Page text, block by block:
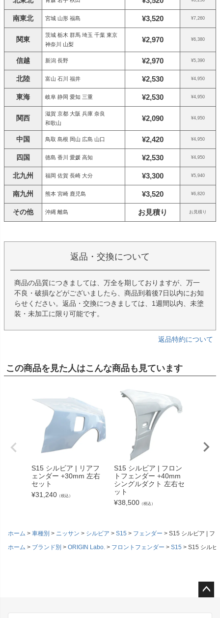
南東北 宮城 山形 福島 ¥3,520 ¥7,260
関東
茨城 栃木 群馬 埼玉 千葉 東京
神奈川 山梨
¥2,970 ¥6,380
信越 新潟 長野 ¥2,970 ¥5,390
北陸 富山 石川 福井 ¥2,530 ¥4,950
東海 岐阜 静岡 愛知 三重 ¥2,530 ¥4,950
関西
滋賀 京都 大阪 兵庫 奈良
和歌山
¥2,090 ¥4,950
中国 鳥取 島根 岡山 広島 山口 ¥2,420 ¥4,950
四国 徳島 香川 愛媛 高知 ¥2,530 ¥4,950
北九州 福岡 佐賀 長崎 大分 ¥3,300 ¥5,940
南九州 熊本 宮崎 鹿児島 ¥3,520 ¥6,820
その他 沖縄 離島 お見積り お見積り
返品・交換について
商品の品質につきましては、万全を期しておりますが、万一
不良・破損などがございましたら、商品到着後7日以内にお知
らせください。返品・交換につきましては、1週間以内、未塗
装・未加工に限り可能です。
返品特約について
この商品を見た人はこんな商品も見ています
S15 シルビア | リアフ
ェンダー +30mm 左右
セット
¥31,240 （税込）
S15 シルビア | フロン
トフェンダー +40mm
シングルダクト 左右セ
ット
¥38,500 （税込）
ホーム 車種別 ニッサン シルビア S15 フェンダー
S15 シルビア | フ
ホーム
ブランド別 ORIGIN Labo. フロントフェンダー S15 S15 シルビ
ジト